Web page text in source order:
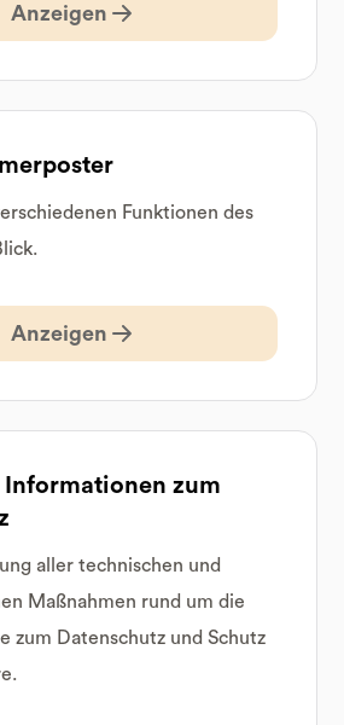
Anzeigen
Funktionen des
Anzeigen
zum
aller technischen und
Maßnahmen rund um die
zum Datenschutz und Schutz